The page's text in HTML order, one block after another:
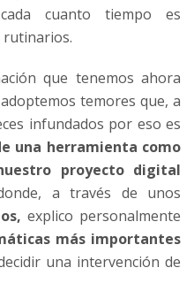
cuanto tiempo es
rutinarios.
que tenemos ahora
temores que, a
infundados por eso es
una herramienta como
proyecto digital
a través de unos
explico personalmente
más importantes
una intervención de